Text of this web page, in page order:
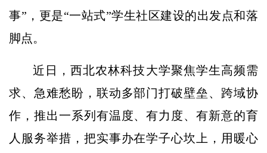
事”，更是“一站式”学生社区建设的出发点和落
脚点。
近日，西北农林科技大学聚焦学生高频需
求、急难愁盼，联动多部门打破壁垒、跨域协
作，推出一系列有温度、有力度、有新意的育
人服务举措，把实事办在学子心坎上，用暖心